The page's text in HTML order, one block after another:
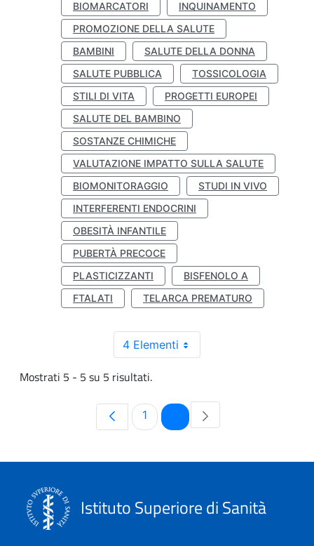
BIOMARCATORI
INQUINAMENTO
PROMOZIONE DELLA SALUTE
BAMBINI
SALUTE DELLA DONNA
SALUTE PUBBLICA
TOSSICOLOGIA
STILI DI VITA
PROGETTI EUROPEI
SALUTE DEL BAMBINO
SOSTANZE CHIMICHE
VALUTAZIONE IMPATTO SULLA SALUTE
BIOMONITORAGGIO
STUDI IN VIVO
INTERFERENTI ENDOCRINI
OBESITÀ INFANTILE
PUBERTÀ PRECOCE
PLASTICIZZANTI
BISFENOLO A
FTALATI
TELARCA PREMATURO
4 Elementi
Mostrati 5 - 5 su 5 risultati.
Pagina
1 Pagina
Istituto Superiore di Sanità